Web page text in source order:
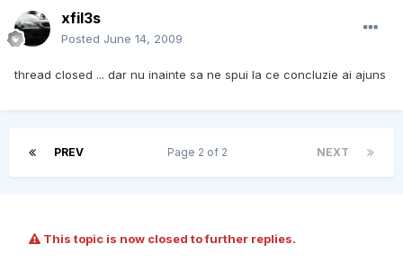
xfil3s
Posted June 14, 2009
thread closed ... dar nu inainte sa ne spui la ce concluzie ai ajuns
PREV NEXT
Page 2 of 2
This topic is now closed to further replies.